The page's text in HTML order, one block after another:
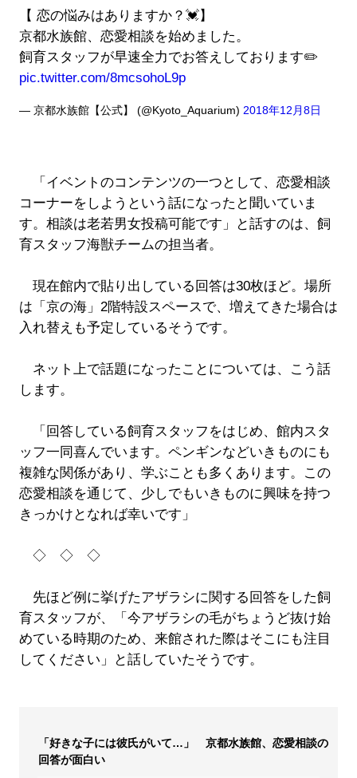
【 恋の悩みはありますか？💓】
京都水族館、恋愛相談を始めました。
飼育スタッフが早速全力でお答えしております✏️
pic.twitter.com/8mcsohoL9p
— 京都水族館【公式】 (@Kyoto_Aquarium) 2018年12月8日
「イベントのコンテンツの一つとして、恋愛相談
コーナーをしようという話になったと聞いていま
す。相談は老若男女投稿可能です」と話すのは、飼
育スタッフ海獣チームの担当者。
現在館内で貼り出している回答は30枚ほど。場所
は「京の海」2階特設スペースで、増えてきた場合は
入れ替えも予定しているそうです。
ネット上で話題になったことについては、こう話
します。
「回答している飼育スタッフをはじめ、館内スタ
ッフ一同喜んでいます。ペンギンなどいきものにも
複雑な関係があり、学ぶことも多くあります。この
恋愛相談を通じて、少しでもいきものに興味を持つ
きっかけとなれば幸いです」
◇ ◇ ◇
先ほど例に挙げたアザラシに関する回答をした飼
育スタッフが、「今アザラシの毛がちょうど抜け始
めている時期のため、来館された際はそこにも注目
してください」と話していたそうです。
「好きな子には彼氏がいて…」 京都水族館、恋愛相談の
回答が面白い